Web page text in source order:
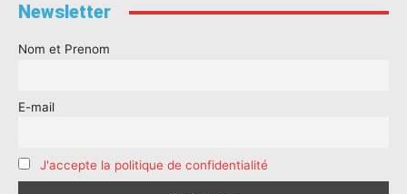
Newsletter
Nom et Prenom
E-mail
J'accepte la politique de confidentialité